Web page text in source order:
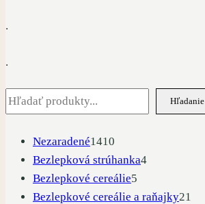
.
.
Hľadať Hľadanie
Nezaradené1410
produktov
Bezlepková strúhanka44
Bezlepkové cereálie5
produktov
Bezlepkové cereálie a raňajky21